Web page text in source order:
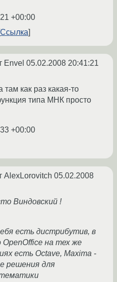
+00:00
Ссылка
Envel 05.02.2008 20:41:21
там как раз какая-то
типа МНК просто
+00:00
AlexLorovitch 05.02.2008
Виндовский !
есть дистрибутив, в
на тех же
есть Octave, Maxima -
решения для